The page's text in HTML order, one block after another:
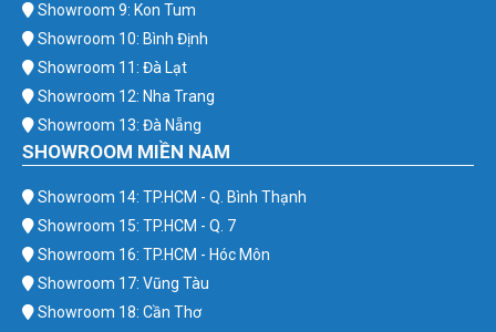
Showroom 9: Kon Tum
Showroom 10: Bình Định
Showroom 11: Đà Lạt
Showroom 12: Nha Trang
Showroom 13: Đà Nẵng
SHOWROOM MIỀN NAM
Showroom 14: TP.HCM - Q. Bình Thạnh
Showroom 15: TP.HCM - Q. 7
Showroom 16: TP.HCM - Hóc Môn
Showroom 17: Vũng Tàu
Showroom 18: Cần Thơ